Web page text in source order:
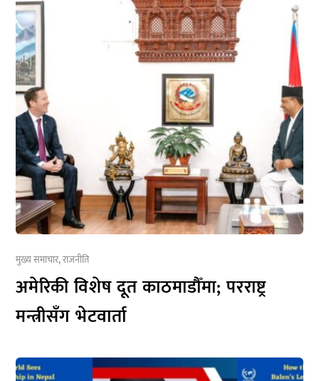
मुख्य समाचार,राजनीति
अमेरिकी विशेष दूत काठमाडौँमा; परराष्ट्र
मन्त्रीसँग भेटवार्ता